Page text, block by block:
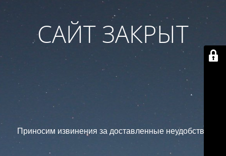
САЙТ ЗАКРЫТ
Приносим извинения за доставленные неудобства